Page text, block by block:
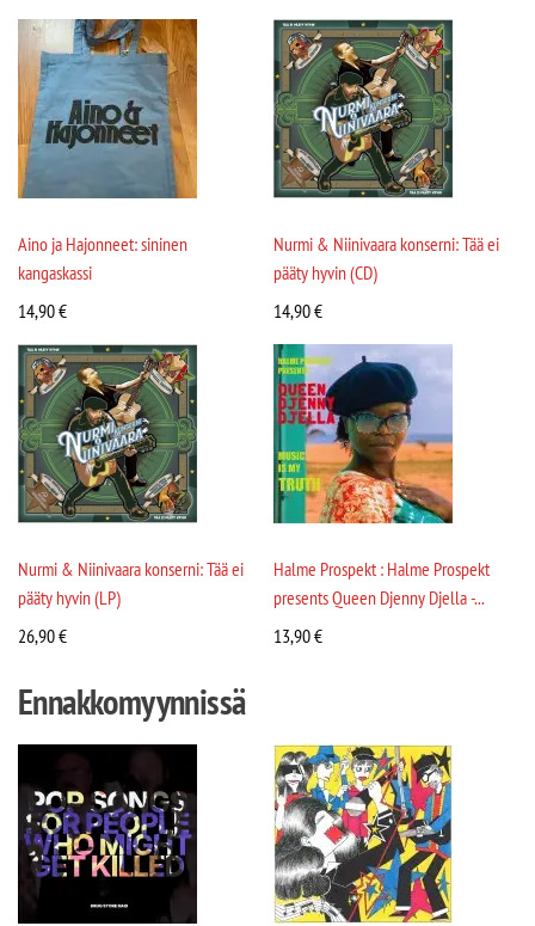
Aino ja Hajonneet: sininen
kangaskassi
14,90€
Nurmi & Niinivaara konserni: Tää ei
pääty hyvin (CD)
14,90€
Nurmi & Niinivaara konserni: Tää ei
pääty hyvin (LP)
26,90€
Halme Prospekt : Halme Prospekt
presents Queen Djenny Djella -...
13,90€
Ennakkomyynnissä